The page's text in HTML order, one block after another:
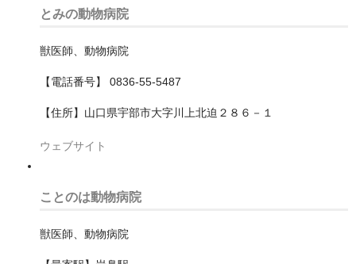
泉佐野市
泉北郡忠岡町
とみの動物病院
獣医師、動物病院
【電話番号】 0836-55-5487
【住所】山口県宇部市大字川上北迫２８６－１
ウェブサイト
ことのは動物病院
獣医師、動物病院